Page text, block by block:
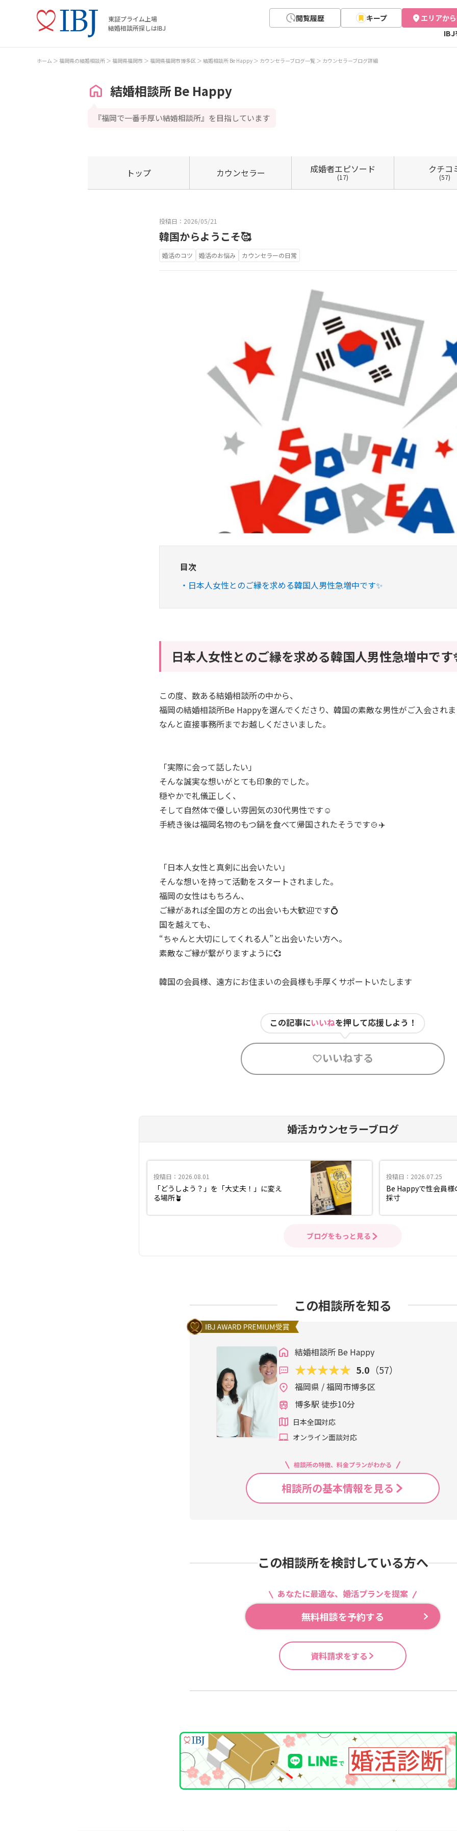
東証プライム上場
結婚相談所探しはIBJ
閲覧履歴 キープ
エリアか
IBJ
ホーム 福岡県の結婚相談所 福岡県福岡市 福岡県福岡市博多区 結婚相談所 Be Happy カウンセラーブログ一覧 カウンセラーブログ詳細
結婚相談所 Be Happy
『福岡で一番手厚い結婚相談所』を目指しています
トップ カウンセラー 成婚者エピソード
(17)
クチコ
(57)
投稿日：2026/05/21
韓国からようこそ🥰
婚活のコツ 婚活のお悩み カウンセラーの日常
目次
日本人女性とのご縁を求める韓国人男性急増中です✨
日本人女性とのご縁を求める韓国人男性急増中です
この度、数ある結婚相談所の中から、
福岡の結婚相談所Be Happyを選んでくださり、韓国の素敵な男性がご入会され
なんと直接事務所までお越しくださいました。
「実際に会って話したい」
そんな誠実な想いがとても印象的でした。
穏やかで礼儀正しく、
そして自然体で優しい雰囲気の30代男性です☺️
手続き後は福岡名物のもつ鍋を食べて帰国されたそうです🍲✈️
「日本人女性と真剣に出会いたい」
そんな想いを持って活動をスタートされました。
福岡の女性はもちろん、
ご縁があれば全国の方との出会いも大歓迎です💍
国を越えても、
“ちゃんと大切にしてくれる人”と出会いたい方へ。
素敵なご縁が繋がりますように💞
韓国の会員様、遠方にお住まいの会員様も手厚くサポートいたします
この記事にいいねを押して応援しよう！
いいねする
婚活カウンセラーブログ
投稿日：2026.08.01
「どうしよう？」を「大丈夫！」に変え
る場所🪴
投稿日：2026.07.25
Be Happyで性会員
採寸
ブログをもっと見る
この相談所を知る
結婚相談所 Be Happy
5.0 （57）
福岡県 / 福岡市博多区
博多駅 徒歩10分
日本全国対応
オンライン面談対応
相談所の特徴、料金プランがわかる
相談所の基本情報を見る
この相談所を検討している方へ
あなたに最適な、婚活プランを提案
無料相談を予約する
資料請求をする